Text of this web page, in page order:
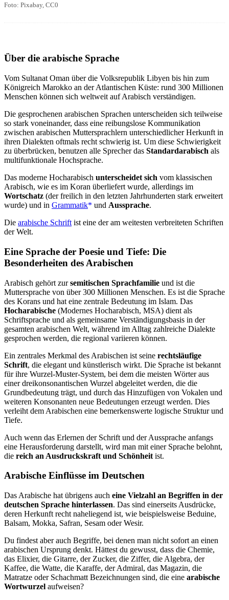
Foto: Pixabay, CC0
Über die arabische Sprache
Vom Sultanat Oman über die Volksrepublik Libyen bis hin zum
Königreich Marokko an der Atlantischen Küste: rund 300 Millionen
Menschen können sich weltweit auf Arabisch verständigen.
Die gesprochenen arabischen Sprachen unterscheiden sich teilweise
so stark voneinander, dass eine reibungslose Kommunikation
zwischen arabischen Muttersprachlern unterschiedlicher Herkunft in
ihren Dialekten oftmals recht schwierig ist. Um diese Schwierigkeit
zu überbrücken, benutzen alle Sprecher das Standardarabisch als
multifunktionale Hochsprache.
Das moderne Hocharabisch unterscheidet sich vom klassischen
Arabisch, wie es im Koran überliefert wurde, allerdings im
Wortschatz (der freilich in den letzten Jahrhunderten stark erweitert
wurde) und in Grammatik und Aussprache.
Die arabische Schrift ist eine der am weitesten verbreiteten Schriften
der Welt.
Eine Sprache der Poesie und Tiefe: Die
Besonderheiten des Arabischen
Arabisch gehört zursemitischen Sprachfamilie und ist die
Muttersprache von über 300 Millionen Menschen. Es ist die Sprache
des Korans und hat eine zentrale Bedeutung im Islam. Das
Hocharabische (Modernes Hocharabisch, MSA) dient als
Schriftsprache und als gemeinsame Verständigungsbasis in der
gesamten arabischen Welt, während im Alltag zahlreiche Dialekte
gesprochen werden, die regional variieren können.
Ein zentrales Merkmal des Arabischen ist seine rechtsläufige
Schrift, die elegant und künstlerisch wirkt. Die Sprache ist bekannt
für ihre Wurzel-Muster-System, bei dem die meisten Wörter aus
einer dreikonsonantischen Wurzel abgeleitet werden, die die
Grundbedeutung trägt, und durch das Hinzufügen von Vokalen und
weiteren Konsonanten neue Bedeutungen erzeugt werden. Dies
verleiht dem Arabischen eine bemerkenswerte logische Struktur und
Tiefe.
Auch wenn das Erlernen der Schrift und der Aussprache anfangs
eine Herausforderung darstellt, wird man mit einer Sprache belohnt,
die reich an Ausdruckskraft und Schönheit ist.
Arabische Einflüsse im Deutschen
Das Arabische hat übrigens auch eine Vielzahl an Begriffen in der
deutschen Sprache hinterlassen. Das sind einerseits Ausdrücke,
deren Herkunft recht naheliegend ist, wie beispielsweise Beduine,
Balsam, Mokka, Safran, Sesam oder Wesir.
Du findest aber auch Begriffe, bei denen man nicht sofort an einen
arabischen Ursprung denkt. Hättest du gewusst, dass die Chemie,
das Elixier, die Gitarre, der Zucker, die Ziffer, die Algebra, der
Kaffee, die Watte, die Karaffe, der Admiral, das Magazin, die
Matratze oder Schachmatt Bezeichnungen sind, die eine arabische
Wortwurzel aufweisen?